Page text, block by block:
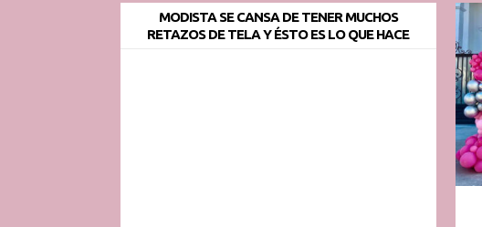
MODISTA SE CANSA DE TENER MUCHOS
RETAZOS DE TELA Y ÉSTO ES LO QUE HACE